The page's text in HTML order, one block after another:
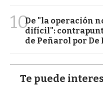
10De "la operación
difícil":
de Peñarol por De
Te puede